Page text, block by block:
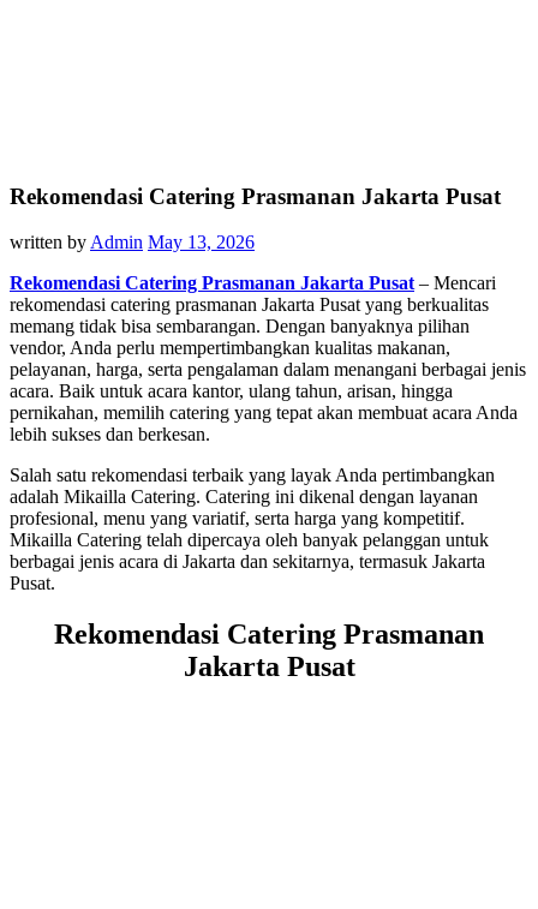
Rekomendasi Catering Prasmanan Jakarta Pusat
written byAdmin May 13, 2026
Rekomendasi Catering Prasmanan Jakarta Pusat– Mencari
rekomendasi catering prasmanan Jakarta Pusat yang berkualitas
memang tidak bisa sembarangan. Dengan banyaknya pilihan
vendor, Anda perlu mempertimbangkan kualitas makanan,
pelayanan, harga, serta pengalaman dalam menangani berbagai jenis
acara. Baik untuk acara kantor, ulang tahun, arisan, hingga
pernikahan, memilih catering yang tepat akan membuat acara Anda
lebih sukses dan berkesan.
Salah satu rekomendasi terbaik yang layak Anda pertimbangkan
adalah Mikailla Catering. Catering ini dikenal dengan layanan
profesional, menu yang variatif, serta harga yang kompetitif.
Mikailla Catering telah dipercaya oleh banyak pelanggan untuk
berbagai jenis acara di Jakarta dan sekitarnya, termasuk Jakarta
Pusat.
Rekomendasi Catering Prasmanan
Jakarta Pusat